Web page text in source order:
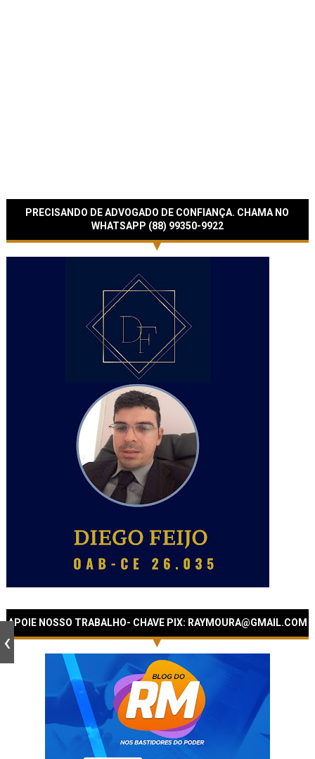
PRECISANDO DE ADVOGADO DE CONFIANÇA. CHAMA NO
WHATSAPP (88) 99350-9922
APOIE NOSSO TRABALHO- CHAVE PIX: RAYMOURA@GMAIL.COM